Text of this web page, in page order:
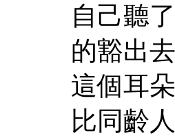
自己聽
的豁出
這個耳
比同齡